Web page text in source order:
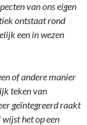
van ons eigen
ontstaat rond
een in wezen
of andere manier
teken van
geïntegreerd raakt
het op een